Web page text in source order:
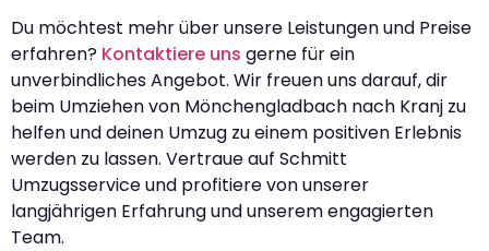
Du möchtest mehr über unsere Leistungen und Preise
erfahren? Kontaktiere uns gerne für ein
unverbindliches Angebot. Wir freuen uns darauf, dir
beim Umziehen von Mönchengladbach nach Kranj zu
helfen und deinen Umzug zu einem positiven Erlebnis
werden zu lassen. Vertraue auf Schmitt
Umzugsservice und profitiere von unserer
langjährigen Erfahrung und unserem engagierten
Team.